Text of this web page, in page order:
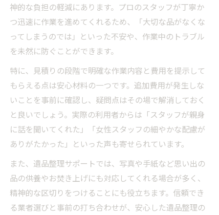
神的な負担の軽減にあります。プロのスタッフが丁寧か
つ迅速に作業を進めてくれるため、「大切な品がなくな
ってしまうのでは」といった不安や、作業中のトラブル
を未然に防ぐことができます。
特に、見積りの段階で明確な作業内容と費用を提示して
もらえる点は安心材料の一つです。追加費用が発生しな
いことを事前に確認し、疑問点はその場で解消しておく
と良いでしょう。実際の利用者からは「スタッフが親身
に話を聞いてくれた」「女性スタッフの細やかな配慮が
ありがたかった」といった声も寄せられています。
また、遺品整理サポートでは、写真や手紙など思い出の
品の供養やお焚き上げにも対応してくれる場合が多く、
精神的な区切りをつけることにも役立ちます。信頼でき
る業者選びと事前の打ち合わせが、安心した遺品整理の